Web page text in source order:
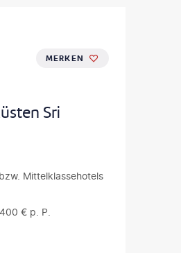
MERKEN
Sri
Mittelklassehotels
€ p. P.